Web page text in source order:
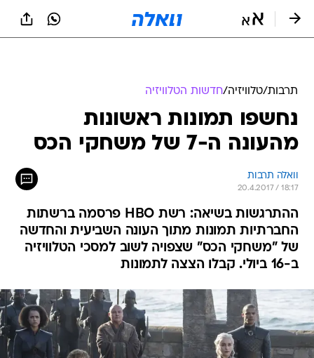
תרבות/טלוויזיה/חדשות הטלוויזיה
נחשפו תמונות ראשונות
מהעונה ה-7 של משחקי הכס
וואלה תרבות
20.4.2017 / 18:17
ההתרגשות בשיאה: רשת HBO פרסמה ברשתות
החברתיות תמונות מתוך העונה השביעית והחדשה
של "משחקי הכס" שצפויה לשוב למסכי הטלוויזיה
ב-16 ביולי. קבלו הצצה לתמונות